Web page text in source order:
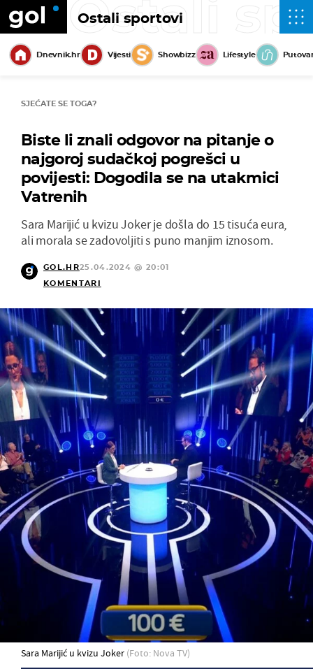
Ostali sportovi
Ostali
Dnevnik.hr Vijesti Showbizz Lifestyle
SJEĆATE SE TOGA?
Biste li znali odgovor na pitanje o
najgoroj sudačkoj pogrešci u
povijesti: Dogodila se na utakmici
Vatrenih
Sara Marijić u kvizu Joker je došla do 15 tisuća eura,
ali morala se zadovoljiti s puno manjim iznosom.
GOL.HR25.04.2024 @ 20:01
KOMENTARI
Sara Marijić u kvizu Joker (Foto: Nova TV)